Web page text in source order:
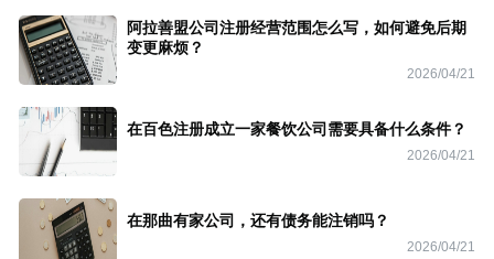
阿拉善盟公司注册经营范围怎么写，如何避免后期
变更麻烦？
2026/04/21
在百色注册成立一家餐饮公司需要具备什么条件？
2026/04/21
在那曲有家公司，还有债务能注销吗？
2026/04/21